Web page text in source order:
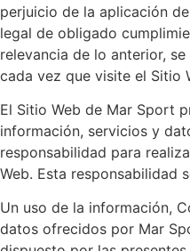
perjuicio de la aplicación
legal de obligado
relevancia de lo anterior,
cada vez que visite el Sitio
El Sitio Web de Mar Sport
información, servicios y
responsabilidad para
Web. Esta responsabilidad
Un uso de la información,
datos ofrecidos por Mar